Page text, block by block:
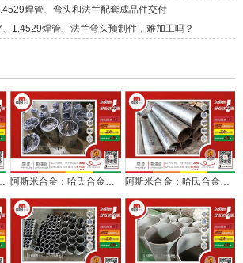
焊管、弯头和法兰配套成品件交付
1.4529焊管、法兰弯头预制件，难加工吗？
板焊接管合格出厂 阿斯米合金：哈氏合金C22和C276焊接管抛光服务药化设备 阿斯米合金：哈氏合金C276材质非标焊接管批量交付